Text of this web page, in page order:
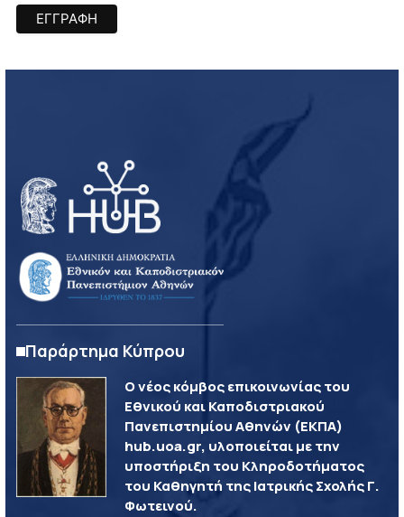
Παράρτημα Κύπρου
Ο νέος κόμβος επικοινωνίας του
Εθνικού και Καποδιστριακού
Πανεπιστημίου Αθηνών (ΕΚΠΑ)
hub.uoa.gr, υλοποιείται με την
υποστήριξη του Κληροδοτήματος
του Καθηγητή της Ιατρικής Σχολής Γ.
Φωτεινού.